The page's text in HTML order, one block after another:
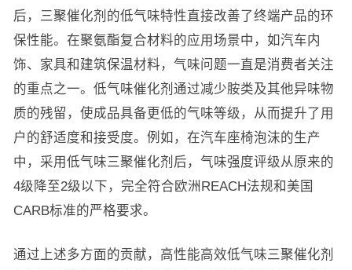
后，三聚催化剂的低气味特性直接改善了终端产品的环
保性能。在聚氨酯复合材料的应用场景中，如汽车内
饰、家具和建筑保温材料，气味问题一直是消费者关注
的重点之一。低气味催化剂通过减少胺类及其他异味物
质的残留，使成品具备更低的气味等级，从而提升了用
户的舒适度和接受度。例如，在汽车座椅泡沫的生产
中，采用低气味三聚催化剂后，气味强度评级从原来的
4级降至2级以下，完全符合欧洲REACH法规和美国
CARB标准的严格要求。
通过上述多方面的贡献，高性能高效低气味三聚催化剂